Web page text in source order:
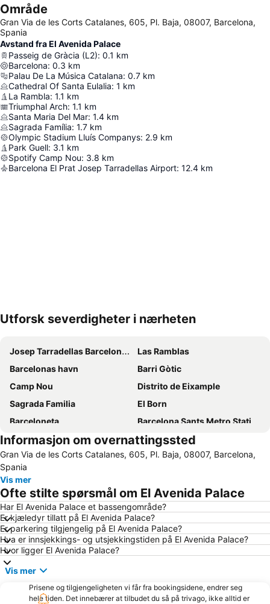
Område
Gran Via de les Corts Catalanes, 605, Pl. Baja, 08007, Barcelona,
Spania
Avstand fra El Avenida Palace
Passeig de Gràcia (L2): 0.1 km
Barcelona: 0.3 km
Palau De La Música Catalana: 0.7 km
Cathedral Of Santa Eulalia: 1 km
La Rambla: 1.1 km
Triumphal Arch: 1.1 km
Santa Maria Del Mar: 1.4 km
Sagrada Família: 1.7 km
Olympic Stadium Lluís Companys: 2.9 km
Park Guell: 3.1 km
Spotify Camp Nou: 3.8 km
Barcelona El Prat Josep Tarradellas Airport: 12.4 km
Utforsk severdigheter i nærheten
Josep Tarradellas Barcelona–El Prat Airport
Las Ramblas
Barcelonas havn
Barri Gòtic
Camp Nou
Distrito de Eixample
Sagrada Familia
El Born
Barceloneta
Barcelona Sants Metro Station
Barcelona Katedral
Barceloneta
Gràcia
Estació de Sants (Sants-stasjonen)
Plaza Catalunya
Aeroport T1 Metro Station
Aeroport T2 Metro Station
Fira de Barcelona
Del Born
Badalona Port
El Corte Inglés - Plaça de Catalunya
Diagonal Mar
Ciutat Vella
Caralunyatorget
Platja de Castelldefels
Sant Antoni
Informasjon om overnattingssted
Gran Via de les Corts Catalanes, 605, Pl. Baja, 08007, Barcelona,
Spania
Vis mer
Ofte stilte spørsmål om El Avenida Palace
Har El Avenida Palace et bassengområde?
Er kjæledyr tillatt på El Avenida Palace?
Er parkering tilgjengelig på El Avenida Palace?
Hva er innsjekkings- og utsjekkingstiden på El Avenida Palace?
Hvor ligger El Avenida Palace?
Vis mer
Prisene og tilgjengeligheten vi får fra bookingsidene, endrer seg
hele tiden. Det innebærer at tilbudet du så på trivago, ikke alltid er